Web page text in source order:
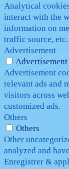
Analytical
interact with the
information on
traffic source, etc.
Advertisement
Advertisement
Advertisement
relevant ads and
visitors across
customized ads.
Others
Others
Other
analyzed and
Enregistrer &